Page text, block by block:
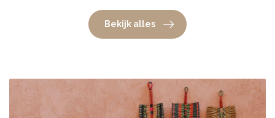
Bekijk alles